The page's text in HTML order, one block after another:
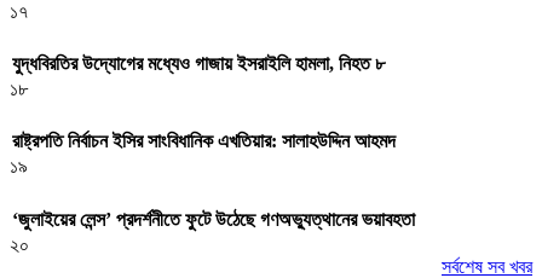
১৭
যুদ্ধবিরতির উদ্যোগের মধ্যেও গাজায় ইসরাইলি হামলা, নিহত ৮
১৮
রাষ্ট্রপতি নির্বাচন ইসির সাংবিধানিক এখতিয়ার: সালাহউদ্দিন আহমদ
১৯
‘জুলাইয়ের লেন্স’ প্রদর্শনীতে ফুটে উঠেছে গণঅভ্যুত্থানের ভয়াবহতা
২০
সর্বশেষ সব খবর